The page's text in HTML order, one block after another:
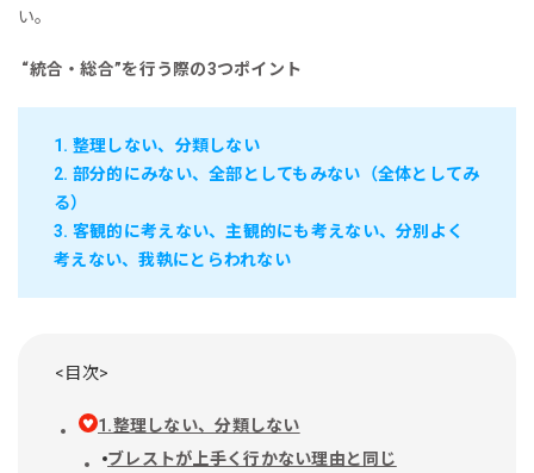
い。
“統合・総合”を行う際の3つポイント
1. 整理しない、分類しない
2. 部分的にみない、全部としてもみない（全体としてみ
る）
3. 客観的に考えない、主観的にも考えない、分別よく
考えない、我執にとらわれない
<目次>
1.整理しない、分類しない
ブレストが上手く行かない理由と同じ